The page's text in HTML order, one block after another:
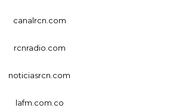
canalrcn.com
rcnradio.com
noticiasrcn.com
lafm.com.co